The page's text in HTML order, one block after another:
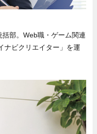
部。Web職・ゲーム関連
ナビクリエイター」を運